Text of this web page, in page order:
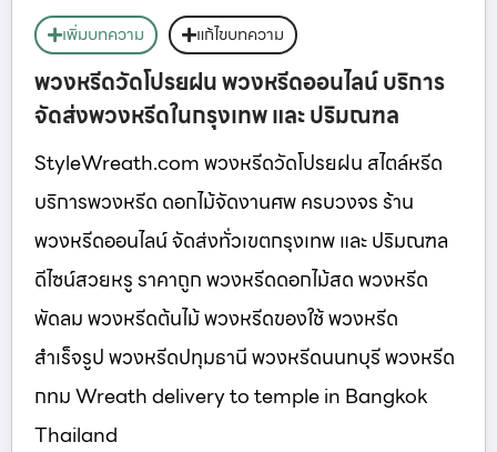
เพิ่มบทความ แก้ไขบทความ
พวงหรีดวัดโปรยฝน พวงหรีดออนไลน์ บริการ
จัดส่งพวงหรีดในกรุงเทพ และ ปริมณฑล
StyleWreath.com พวงหรีดวัดโปรยฝน สไตล์หรีด
บริการพวงหรีด ดอกไม้จัดงานศพ ครบวงจร ร้าน
พวงหรีดออนไลน์ จัดส่งทั่วเขตกรุงเทพ และ ปริมณฑล
ดีไซน์สวยหรู ราคาถูก พวงหรีดดอกไม้สด พวงหรีด
พัดลม พวงหรีดต้นไม้ พวงหรีดของใช้ พวงหรีด
สำเร็จรูป พวงหรีดปทุมธานี พวงหรีดนนทบุรี พวงหรีด
กทม Wreath delivery to temple in Bangkok
Thailand